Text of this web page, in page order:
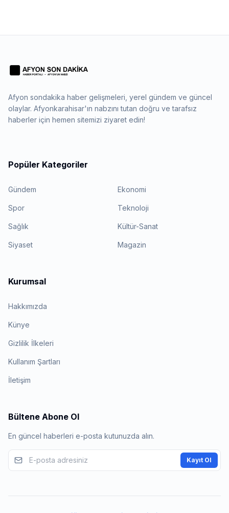
Afyon sondakika haber gelişmeleri, yerel gündem ve güncel
olaylar. Afyonkarahisar'ın nabzını tutan doğru ve tarafsız
haberler için hemen sitemizi ziyaret edin!
Popüler Kategoriler
Gündem Ekonomi
Spor Teknoloji
Sağlık Kültür-Sanat
Siyaset Magazin
Kurumsal
Hakkımızda
Künye
Gizlilik İlkeleri
Kullanım Şartları
İletişim
Bültene Abone Ol
En güncel haberleri e-posta kutunuzda alın.
Kayıt Ol